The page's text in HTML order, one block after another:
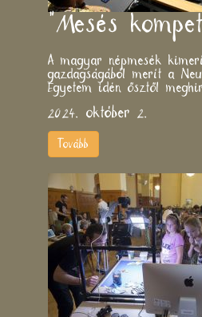
"Mesés
A magyar népmesék
gazdagságából merít a
Egyetem idén ősztől
2024. október 2.
Tovább